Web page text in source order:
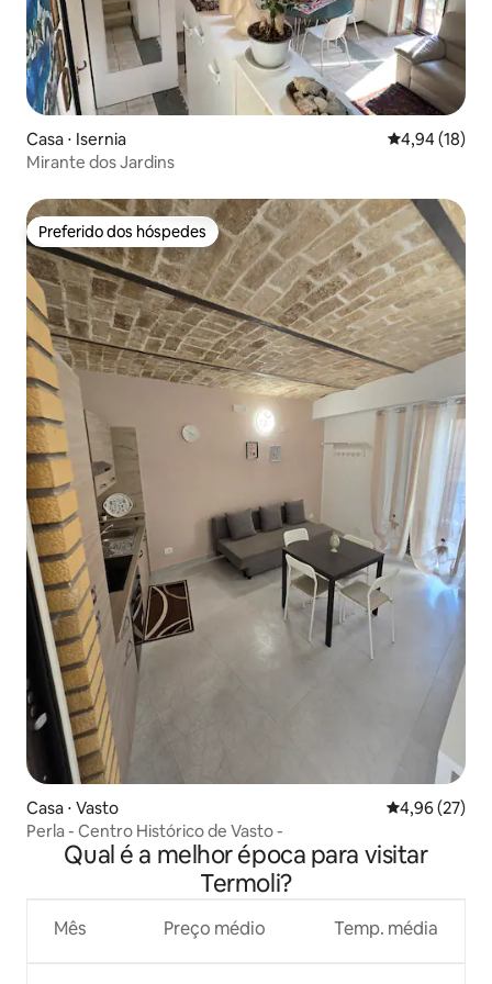
Casa ⋅ Isernia 4,94 de uma
4,94 (18)
Mirante dos Jardins
Preferido dos hóspedes
Preferido dos hóspedes
Casa ⋅ Vasto 4,96 de uma
4,96 (27)
Perla - Centro Histórico de Vasto -
Qual é a melhor época para visitar
Termoli?
Mês Preço médio Temp. média